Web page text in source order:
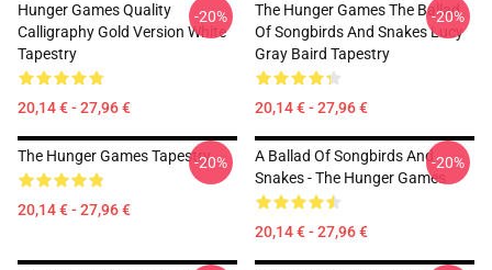
Hunger Games Quality
Calligraphy Gold Version White
Tapestry
20,14 € - 27,96 €
-20%
The Hunger Games The Ballad
Of Songbirds And Snakes Lucy
Gray Baird Tapestry
20,14 € - 27,96 €
-20%
The Hunger Games Tapestry
20,14 € - 27,96 €
-20%
A Ballad Of Songbirds And
Snakes - The Hunger Games
20,14 € - 27,96 €
-20%